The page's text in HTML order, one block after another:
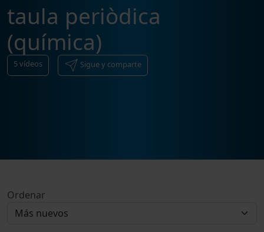
taula periòdica
(química)
5vídeos Sigue y comparte
Ordenar